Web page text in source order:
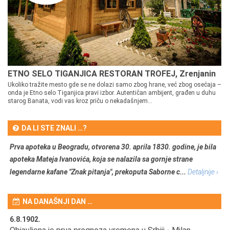
ETNO SELO TIGANJICA RESTORAN TROFEJ, Zrenjanin
Ukoliko tražite mesto gde se ne dolazi samo zbog hrane, već zbog osećaja –
onda je Etno selo Tiganjica pravi izbor. Autentičan ambijent, građen u duhu
starog Banata, vodi vas kroz priču o nekadašnjem...
DA LI STE ZNALI …?
Prva apoteka u Beogradu, otvorena 30. aprila 1830. godine, je bila
apoteka Mateja Ivanovića, koja se nalazila sa gornje strane
legendarne kafane "Znak pitanja", prekoputa Saborne c... Detaljnije ›
NA DANAŠNJI DAN …
6.8.1902.